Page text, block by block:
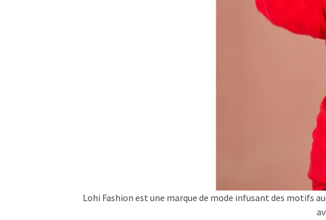
Lohi Fashion est une marque de mode infusant des motifs